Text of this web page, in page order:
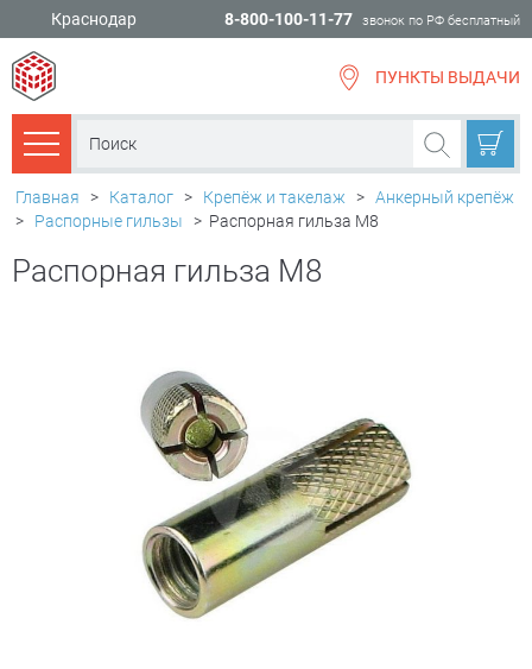
Краснодар 8-800-100-11-77 звонок по РФ бесплатный
ПУНКТЫ ВЫДАЧИ
Каталог товаров
Главная > Каталог > Крепёж и такелаж > Анкерный крепёж
>
Распорные гильзы > Распорная гильза М8
Распорная гильза М8